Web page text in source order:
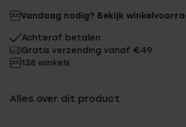
Vandaag nodig? Bekijk
Achteraf betalen
Gratis verzending vanaf €49
138 winkels
Alles over dit product